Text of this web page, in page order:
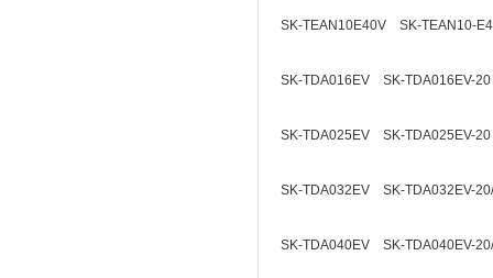
SK-TEAN10E40V SK-TEAN10-
SK-TDA016EV SK-TDA016EV-20
SK-TDA025EV SK-TDA025EV-20
SK-TDA032EV SK-TDA032EV-
SK-TDA040EV SK-TDA040EV-